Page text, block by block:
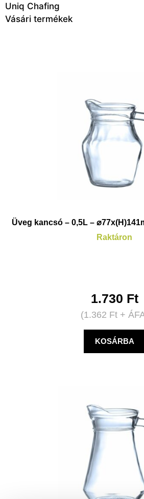
Uniq Chafing
Vásári termékek
Üveg kancsó – 0,5L –
Raktáron
1.730 Ft
(1.362 Ft+
KOSÁRBA